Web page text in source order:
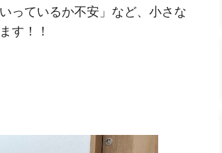
っているか不安」など、小さな
す！！